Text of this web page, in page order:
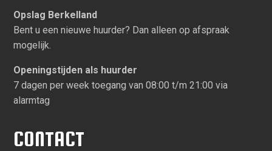
Opslag Berkelland
Bent u een nieuwe huurder? Dan alleen op afspraak
mogelijk.
Openingstijden als huurder
7 dagen per week toegang van 08:00 t/m 21:00 via
alarmtag
CONTACT